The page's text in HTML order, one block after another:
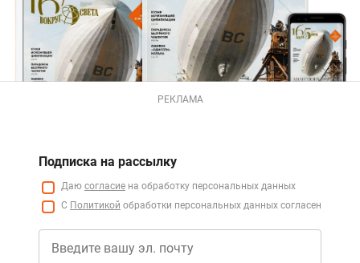
РЕКЛАМА
Подписка на рассылку
Даю согласие на обработку персональных данных
С Политикой обработки персональных данных согласен